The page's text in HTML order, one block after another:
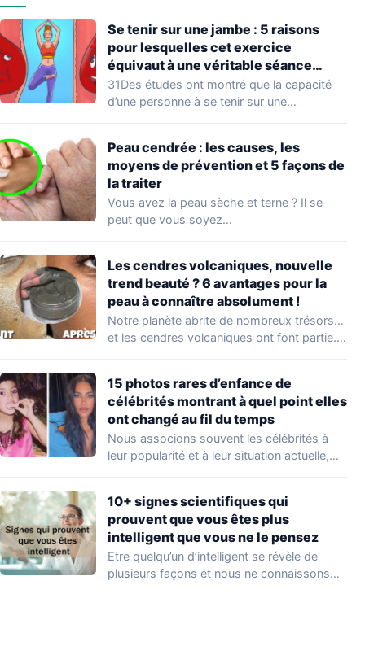
Se tenir sur une jambe : 5 raisons
pour lesquelles cet exercice
équivaut à une véritable séance
d’entraînement
31Des études ont montré que la capacité
d’une personne à se tenir sur une…
Peau cendrée : les causes, les
moyens de prévention et 5 façons de
la traiter
Vous avez la peau sèche et terne ? Il se
peut que vous soyez…
Les cendres volcaniques, nouvelle
trend beauté ? 6 avantages pour la
peau à connaître absolument !
Notre planète abrite de nombreux trésors…
et les cendres volcaniques ont font partie.
15 photos rares d’enfance de
célébrités montrant à quel point elles
ont changé au fil du temps
Nous associons souvent les célébrités à
leur popularité et à leur situation actuelle,
10+ signes scientifiques qui
prouvent que vous êtes plus
intelligent que vous ne le pensez
Etre quelqu’un d’intelligent se révèle de
plusieurs façons et nous ne connaissons